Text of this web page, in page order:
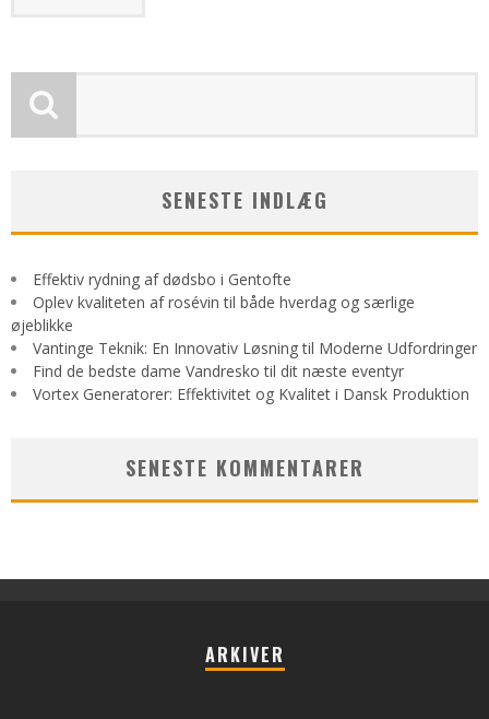
SENESTE INDLÆG
Effektiv rydning af dødsbo i Gentofte
Oplev kvaliteten af rosévin til både hverdag og særlige
øjeblikke
Vantinge Teknik: En Innovativ Løsning til Moderne Udfordringer
Find de bedste dame Vandresko til dit næste eventyr
Vortex Generatorer: Effektivitet og Kvalitet i Dansk Produktion
SENESTE KOMMENTARER
ARKIVER